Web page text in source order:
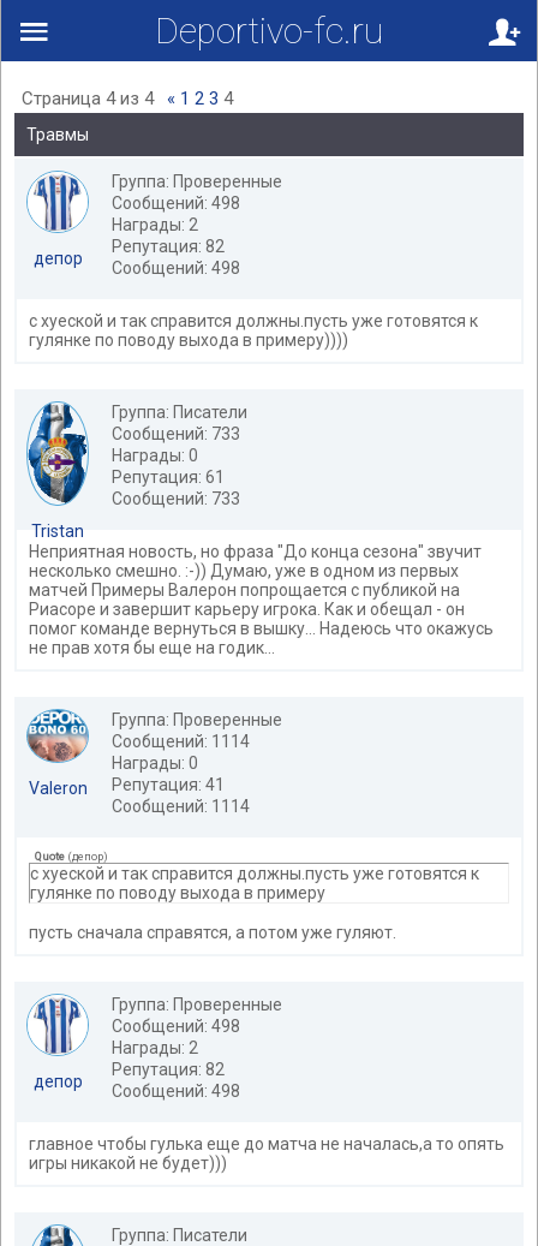
Deportivo-fc.ru
Страница 4из 4 « 1 2 3 4
Травмы
депор
Группа: Проверенные
Сообщений: 498
Награды: 2
Репутация: 82
Сообщений: 498
с хуеской и так справится должны.пусть уже готовятся к
гулянке по поводу выхода в примеру))))
Tristan
Группа: Писатели
Сообщений: 733
Награды: 0
Репутация: 61
Сообщений: 733
Неприятная новость, но фраза "До конца сезона" звучит
несколько смешно. :-)) Думаю, уже в одном из первых
матчей Примеры Валерон попрощается с публикой на
Риасоре и завершит карьеру игрока. Как и обещал - он
помог команде вернуться в вышку... Надеюсь что окажусь
не прав хотя бы еще на годик...
Valeron
Группа: Проверенные
Сообщений: 1114
Награды: 0
Репутация: 41
Сообщений: 1114
Quote (депор)
с хуеской и так справится должны.пусть уже готовятся к
гулянке по поводу выхода в примеру
пусть сначала справятся, а потом уже гуляют.
депор
Группа: Проверенные
Сообщений: 498
Награды: 2
Репутация: 82
Сообщений: 498
главное чтобы гулька еще до матча не началась,а то опять
игры никакой не будет)))
Группа: Писатели